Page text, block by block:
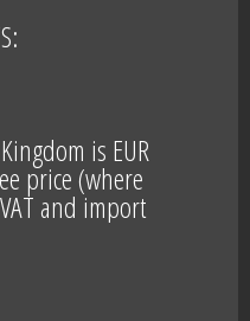
is EUR
price (where
and import